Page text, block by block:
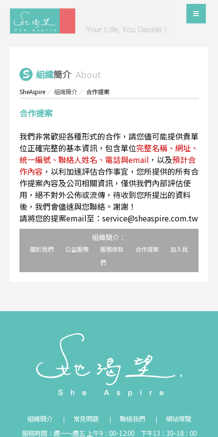
組織簡介 About
SheAspire ／組織簡介 ／ 合作提案
合作提案
我們非常歡迎各種形式的合作，請您儘可能提供貴單
位正確完整的基本資訊，包含單位完整名稱、網址、
統一編號、聯絡人姓名、電話與email ，以及預計合
作內容 ，以利加速評估合作事宜，您所提供的所有合
作提案內容及公司相關資訊，僅供我們內部評估使
用，絕不對外公佈或流傳，待收到您所提出的資料
後，我們會儘速與您聯絡。謝謝！
請將您的提案email至：service@sheaspire.com.tw
組織簡介：
關於我們 公益服務 服務條款 合作提案
加入我
們
組織簡介 常見問題 聯絡我們
網站導覽
服務時間：週一～週五 上午9：00~12:00 下午13：30~18：00